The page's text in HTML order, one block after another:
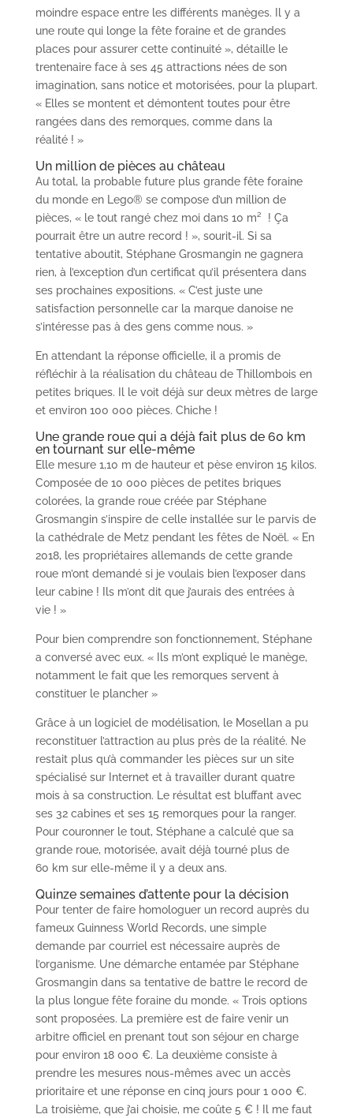
moindre espace entre les différents manèges. Il y a
une route qui longe la fête foraine et de grandes
places pour assurer cette continuité », détaille le
trentenaire face à ses 45 attractions nées de son
imagination, sans notice et motorisées, pour la plupart.
« Elles se montent et démontent toutes pour être
rangées dans des remorques, comme dans la
réalité ! »
Un million de pièces au château
Au total, la probable future plus grande fête foraine
du monde en Lego® se compose d’un million de
pièces, « le tout rangé chez moi dans 10 m² ! Ça
pourrait être un autre record ! », sourit-il. Si sa
tentative aboutit, Stéphane Grosmangin ne gagnera
rien, à l’exception d’un certificat qu’il présentera dans
ses prochaines expositions. « C’est juste une
satisfaction personnelle car la marque danoise ne
s’intéresse pas à des gens comme nous. »
En attendant la réponse officielle, il a promis de
réfléchir à la réalisation du château de Thillombois en
petites briques. Il le voit déjà sur deux mètres de large
et environ 100 000 pièces. Chiche !
Une grande roue qui a déjà fait plus de 60 km
en tournant sur elle-même
Elle mesure 1,10 m de hauteur et pèse environ 15 kilos.
Composée de 10 000 pièces de petites briques
colorées, la grande roue créée par Stéphane
Grosmangin s’inspire de celle installée sur le parvis de
la cathédrale de Metz pendant les fêtes de Noël. « En
2018, les propriétaires allemands de cette grande
roue m’ont demandé si je voulais bien l’exposer dans
leur cabine ! Ils m’ont dit que j’aurais des entrées à
vie ! »
Pour bien comprendre son fonctionnement, Stéphane
a conversé avec eux. « Ils m’ont expliqué le manège,
notamment le fait que les remorques servent à
constituer le plancher »
Grâce à un logiciel de modélisation, le Mosellan a pu
reconstituer l’attraction au plus près de la réalité. Ne
restait plus qu’à commander les pièces sur un site
spécialisé sur Internet et à travailler durant quatre
mois à sa construction. Le résultat est bluffant avec
ses 32 cabines et ses 15 remorques pour la ranger.
Pour couronner le tout, Stéphane a calculé que sa
grande roue, motorisée, avait déjà tourné plus de
60 km sur elle-même il y a deux ans.
Quinze semaines d’attente pour la décision
Pour tenter de faire homologuer un record auprès du
fameux Guinness World Records, une simple
demande par courriel est nécessaire auprès de
l’organisme. Une démarche entamée par Stéphane
Grosmangin dans sa tentative de battre le record de
la plus longue fête foraine du monde. « Trois options
sont proposées. La première est de faire venir un
arbitre officiel en prenant tout son séjour en charge
pour environ 18 000 €. La deuxième consiste à
prendre les mesures nous-mêmes avec un accès
prioritaire et une réponse en cinq jours pour 1 000 €.
La troisième, que j’ai choisie, me coûte 5 € ! Il me faut